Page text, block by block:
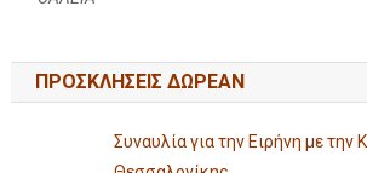
ΠΡΟΣΚΛΗΣΕΙΣ ΔΩΡΕΑΝ
Συναυλία για την Ειρήνη με την